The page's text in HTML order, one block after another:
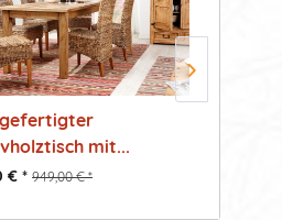
mit...
€ * 949,00 € *